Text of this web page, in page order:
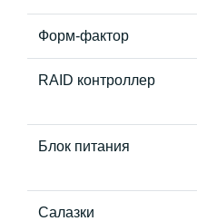
Форм-фактор
RAID контроллер
Блок питания
Салазки